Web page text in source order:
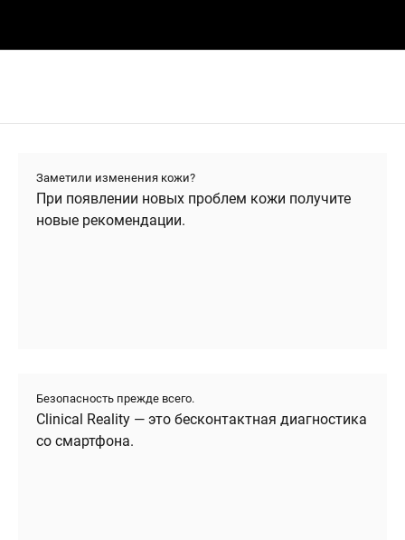
Заметили изменения кожи?
При появлении новых проблем кожи получите
новые рекомендации.
Безопасность прежде всего.
Clinical Reality — это бесконтактная диагностика
со смартфона.